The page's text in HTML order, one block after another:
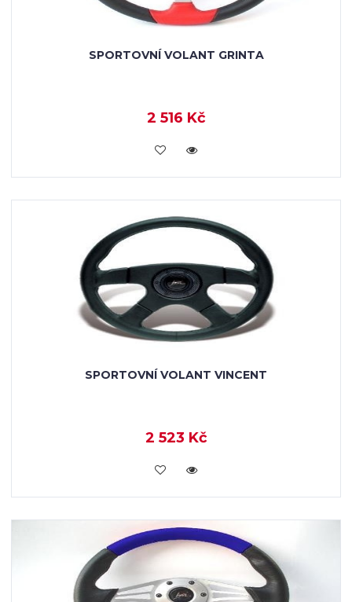
SPORTOVNÍ VOLANT GRINTA
2 516 Kč
KOUPIT
SPORTOVNÍ VOLANT VINCENT
2 523 Kč
KOUPIT